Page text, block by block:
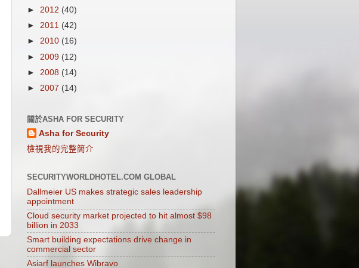
► 2012 (40)
► 2011 (42)
► 2010 (16)
► 2009 (12)
► 2008 (14)
► 2007 (14)
關於ASHA FOR SECURITY
Asha for Security
檢視我的完整簡介
SECURITYWORLDHOTEL.COM GLOBAL
Dallmeier US makes strategic sales leadership
appointment
Cloud security market projected to hit almost $98
billion in 2033
Smart building expectations drive change in
commercial sector
Asiarf launches Wibravo